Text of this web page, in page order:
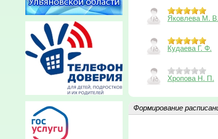
Яковлева М.
Кудаева Г. Ф.
Хропова Н. П.
Формирование